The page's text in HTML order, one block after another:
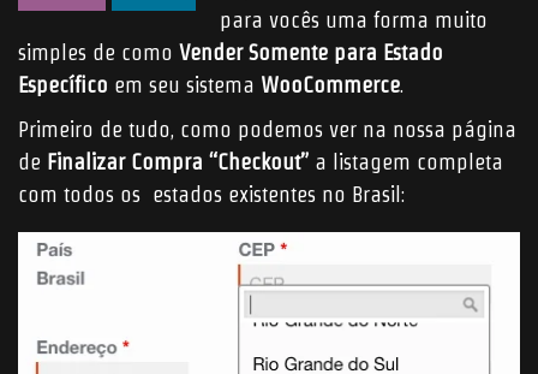
para vocês uma forma muito
simples de como Vender Somente para Estado
Específico em seu sistema WooCommerce.
Primeiro de tudo, como podemos ver na nossa página
de Finalizar Compra “Checkout” a listagem completa
com todos os estados existentes no Brasil: